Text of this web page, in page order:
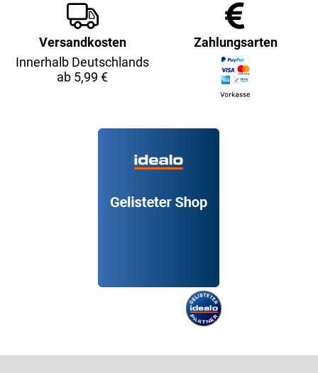
Versandkosten
Innerhalb Deutschlands
ab 5,99 €
Zahlungsarten